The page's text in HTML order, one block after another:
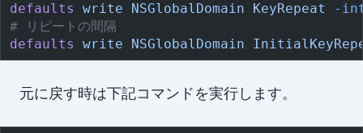
defaults write NSGlobalDomain KeyRepeat -
# リピートの間隔
defaults write NSGlobalDomain
元に戻す時は下記コマンドを実行します。